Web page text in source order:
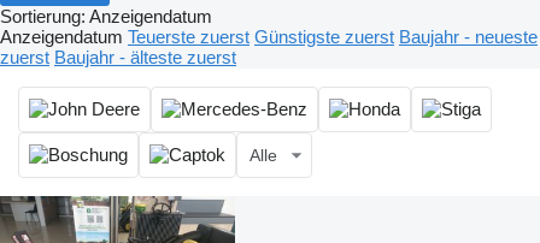
Sortierung: Anzeigendatum
Anzeigendatum Teuerste zuerst Günstigste zuerst Baujahr - neueste
zuerst Baujahr - älteste zuerst
Alle